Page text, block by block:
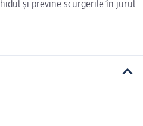
și previne scurgerile în jurul